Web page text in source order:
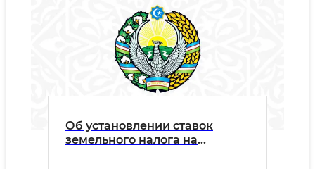
Об установлении ставок
земельного налога на